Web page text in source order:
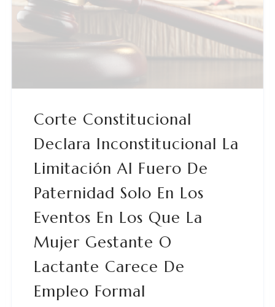
Corte Constitucional
Declara Inconstitucional La
Limitación Al Fuero De
Paternidad Solo En Los
Eventos En Los Que La
Mujer Gestante O
Lactante Carece De
Empleo Formal